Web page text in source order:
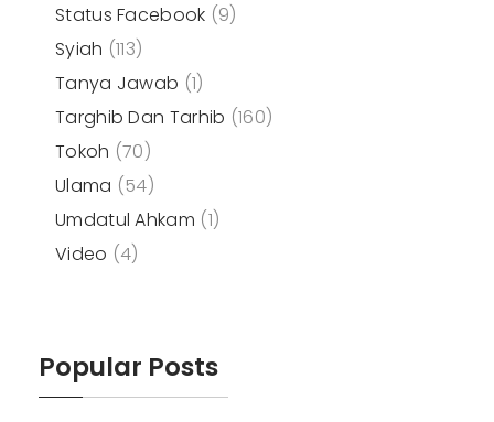
Status Facebook (9)
Syiah (113)
Tanya Jawab (1)
Targhib Dan Tarhib (160)
Tokoh (70)
Ulama (54)
Umdatul Ahkam (1)
Video (4)
Popular Posts